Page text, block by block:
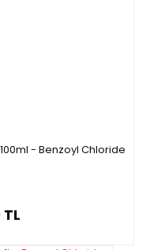
- Benzoyl Chloride